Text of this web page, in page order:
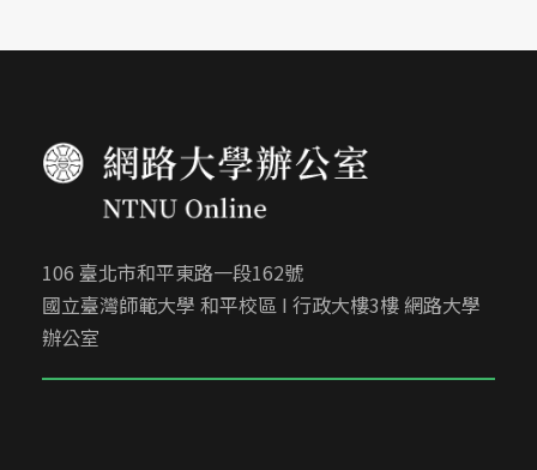
106 臺北市和平東路一段162號
國立臺灣師範大學 和平校區 I 行政大樓3樓 網路大學
辦公室